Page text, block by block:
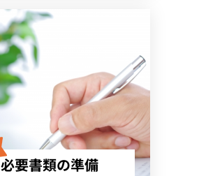
必要書類の準備